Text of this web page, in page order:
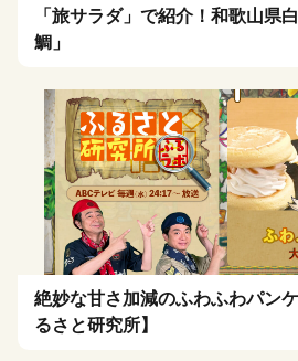
「旅サラダ」で紹介！和歌山県
鯛」
絶妙な甘さ加減のふわふわパン
るさと研究所】